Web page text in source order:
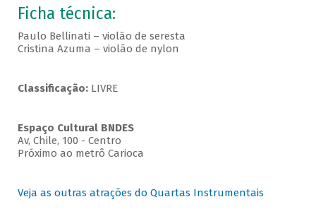
Ficha técnica:
Paulo Bellinati – violão de seresta
Cristina Azuma – violão de nylon
Classificação:LIVRE
Espaço Cultural BNDES
Av, Chile, 100 - Centro
Próximo ao metrô Carioca
Veja as outras atrações do Quartas Instrumentais